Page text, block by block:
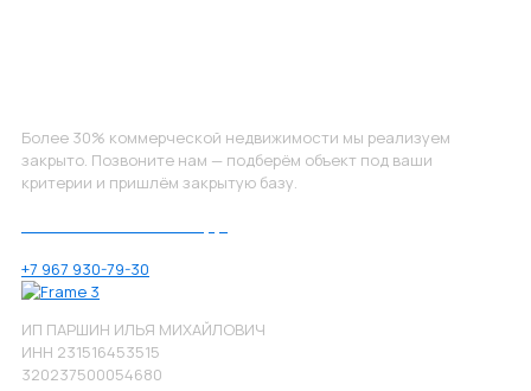
Более 30% коммерческой недвижимости мы реализуем
закрыто. Позвоните нам — подберём объект под ваши
критерии и пришлём закрытую базу.
+7 967 930-79-30
ИП ПАРШИН ИЛЬЯ МИХАЙЛОВИЧ
ИНН 231516453515
320237500054680